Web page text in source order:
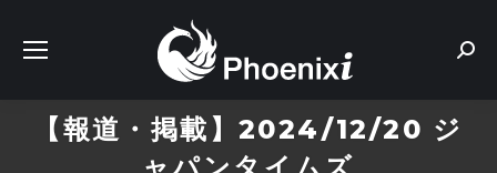
【報道・掲載】2024/12/20 ジ